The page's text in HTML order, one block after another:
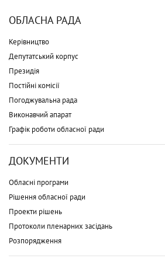
ОБЛАСНА РАДА
Керівництво
Депутатський корпус
Президія
Постійні комісії
Погоджувальна рада
Виконавчий апарат
Графік роботи обласної ради
ДОКУМЕНТИ
Обласні програми
Рішення обласної ради
Проекти рішень
Протоколи пленарних засідань
Розпорядження